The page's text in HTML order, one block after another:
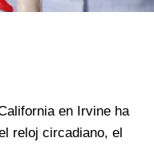
en Irvine ha
reloj circadiano, el